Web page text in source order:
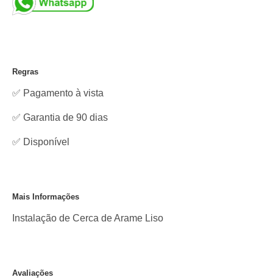
Regras
✅ Pagamento à vista
✅ Garantia de 90 dias
✅ Disponível
Mais Informações
Instalação de Cerca de Arame Liso
Avaliações